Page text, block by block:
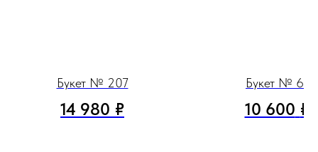
Букет № 207
14 980 ₽
Букет № 61
10 600 ₽